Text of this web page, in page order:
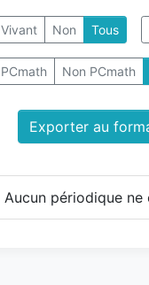
Vivant Non Tous
PCmath Non PCmath
Exporter au
Aucun périodique